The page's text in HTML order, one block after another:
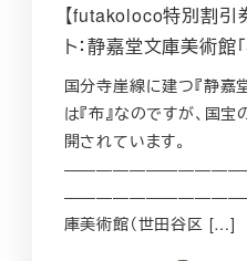
【futakoloco特別割引
ト：静嘉堂文庫美術館
国分寺崖線に建つ『静嘉
は『布』なのですが、国
開されています。
庫美術館（世田谷区 […]